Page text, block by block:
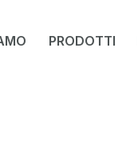
PRODOTTI